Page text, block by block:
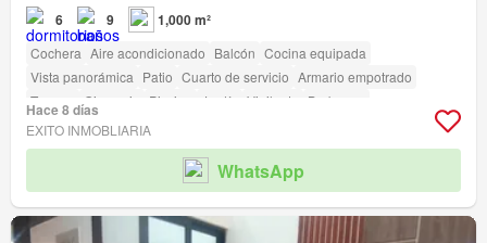
6 9 1,000 m²
Cochera Aire acondicionado Balcón Cocina equipada
Vista panorámica Patio Cuarto de servicio Armario empotrado
Terraza
Gimnasio Piscina Jardín Vigilante Barbacoa
Hace 8 días
EXITO INMOBLIARIA
WhatsApp